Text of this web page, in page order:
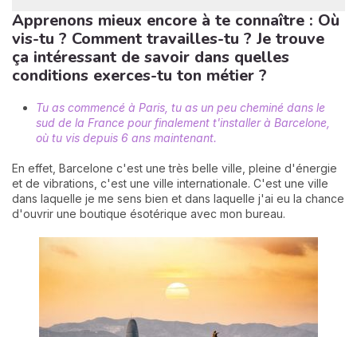
Apprenons mieux encore à te connaître : Où
vis-tu ? Comment travailles-tu ? Je trouve
ça intéressant de savoir dans quelles
conditions exerces-tu ton métier ?
Tu as commencé à Paris, tu as un peu cheminé dans le
sud de la France pour finalement t'installer à Barcelone,
où tu vis depuis 6 ans maintenant.
En effet, Barcelone c'est une très belle ville, pleine d'énergie
et de vibrations, c'est une ville internationale. C'est une ville
dans laquelle je me sens bien et dans laquelle j'ai eu la chance
d'ouvrir une boutique ésotérique avec mon bureau.